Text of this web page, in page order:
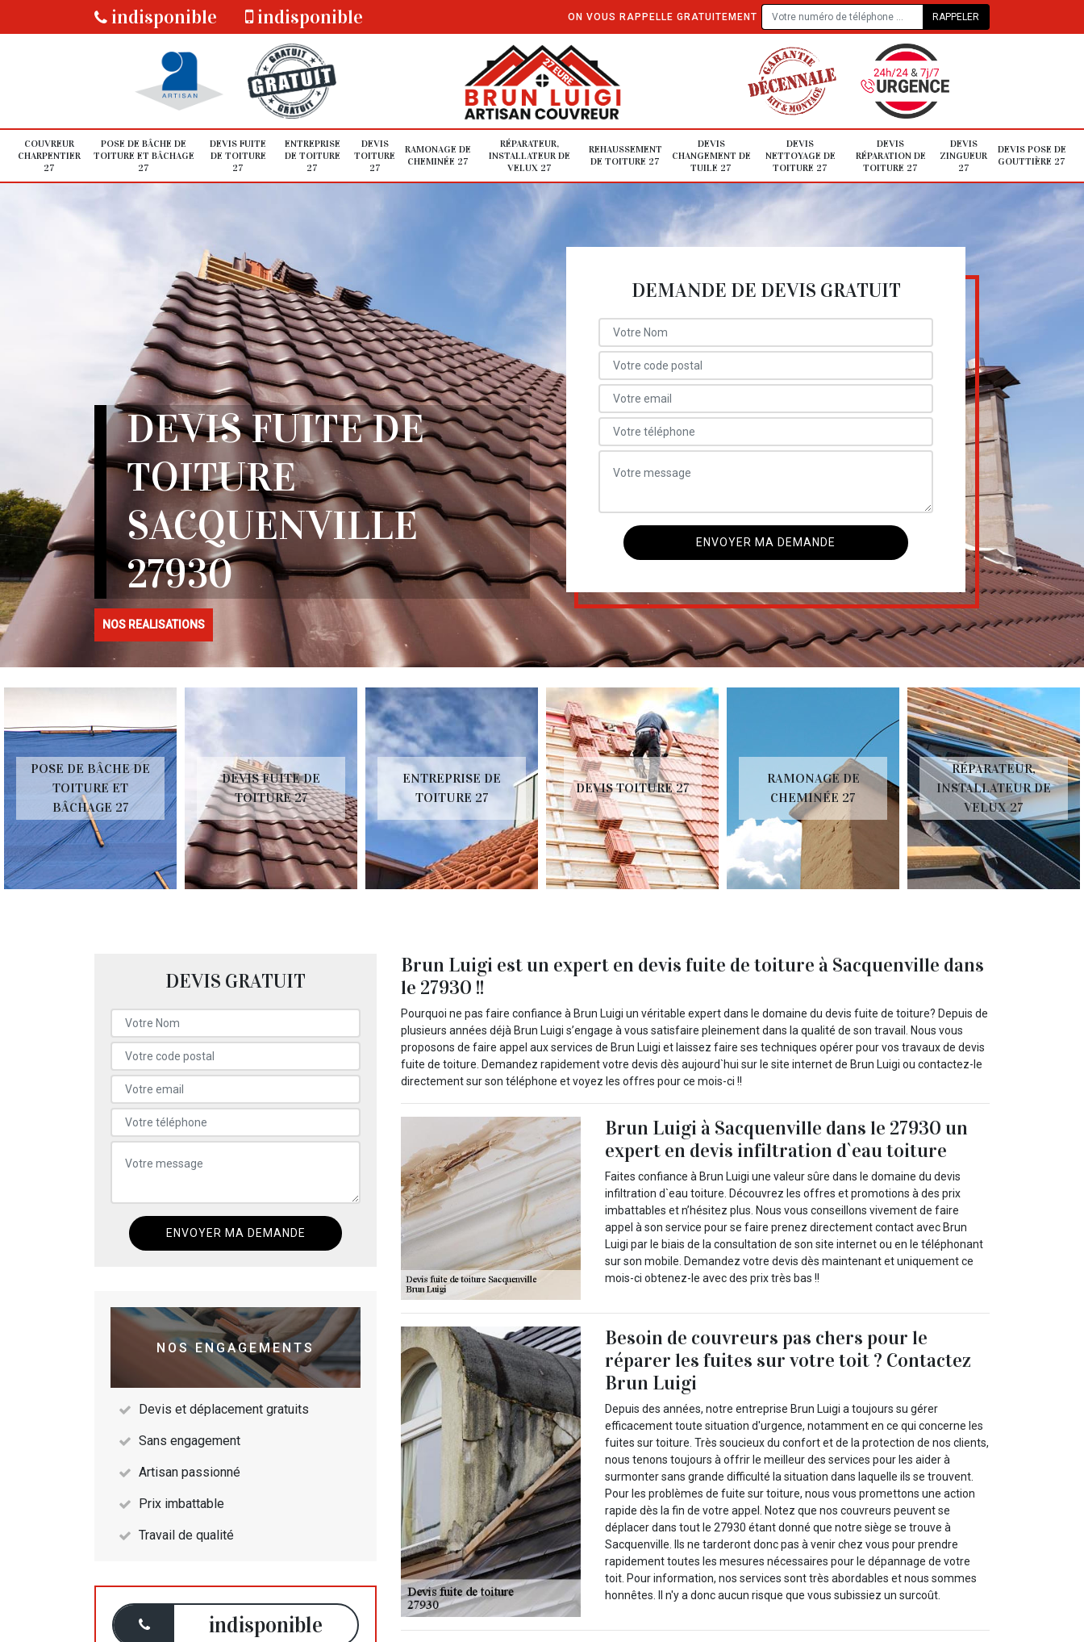
indisponible indisponible ON VOUS RAPPELLE GRATUITEMENT
COUVREUR
CHARPENTIER
27
POSE DE BÂCHE DE
TOITURE ET BÂCHAGE
27
DEVIS FUITE
DE TOITURE
27
ENTREPRISE
DE TOITURE
27
DEVIS
TOITURE
27
RAMONAGE DE
CHEMINÉE 27
RÉPARATEUR,
INSTALLATEUR DE
VELUX 27
REHAUSSEMENT
DE TOITURE 27
DEVIS
CHANGEMENT DE
TUILE 27
DEVIS
NETTOYAGE DE
TOITURE 27
DEVIS
RÉPARATION DE
TOITURE 27
DEVIS
ZINGUEUR
27
DEVIS POSE DE
GOUTTIÈRE 27
DEVIS FUITE DE
TOITURE
SACQUENVILLE
27930
NOS REALISATIONS
DEMANDE DE DEVIS GRATUIT
POSE DE BÂCHE DE
TOITURE ET
BÂCHAGE 27
DEVIS FUITE DE
TOITURE 27
ENTREPRISE DE
TOITURE 27
DEVIS TOITURE 27
RAMONAGE DE
CHEMINÉE 27
RÉPARATEUR,
INSTALLATEUR DE
VELUX 27
DEVIS GRATUIT
NOS ENGAGEMENTS
Devis et déplacement gratuits
Sans engagement
Artisan passionné
Prix imbattable
Travail de qualité
indisponible
Brun Luigi est un expert en devis fuite de toiture à Sacquenville dans
le 27930 !!
Pourquoi ne pas faire confiance à Brun Luigi un véritable expert dans le domaine du devis fuite de toiture? Depuis de
plusieurs années déjà Brun Luigi s’engage à vous satisfaire pleinement dans la qualité de son travail. Nous vous
proposons de faire appel aux services de Brun Luigi et laissez faire ses techniques opérer pour vos travaux de devis
fuite de toiture. Demandez rapidement votre devis dès aujourd`hui sur le site internet de Brun Luigi ou contactez-le
directement sur son téléphone et voyez les offres pour ce mois-ci !!
Brun Luigi à Sacquenville dans le 27930 un
expert en devis infiltration d`eau toiture
Faites confiance à Brun Luigi une valeur sûre dans le domaine du devis
infiltration d`eau toiture. Découvrez les offres et promotions à des prix
imbattables et n’hésitez plus. Nous vous conseillons vivement de faire
appel à son service pour se faire prenez directement contact avec Brun
Luigi par le biais de la consultation de son site internet ou en le téléphonant
sur son mobile. Demandez votre devis dès maintenant et uniquement ce
mois-ci obtenez-le avec des prix très bas !!
Besoin de couvreurs pas chers pour le
réparer les fuites sur votre toit ? Contactez
Brun Luigi
Depuis des années, notre entreprise Brun Luigi a toujours su gérer
efficacement toute situation d'urgence, notamment en ce qui concerne les
fuites sur toiture. Très soucieux du confort et de la protection de nos clients,
nous tenons toujours à offrir le meilleur des services pour les aider à
surmonter sans grande difficulté la situation dans laquelle ils se trouvent.
Pour les problèmes de fuite sur toiture, nous vous promettons une action
rapide dès la fin de votre appel. Notez que nos couvreurs peuvent se
déplacer dans tout le 27930 étant donné que notre siège se trouve à
Sacquenville. Ils ne tarderont donc pas à venir chez vous pour prendre
rapidement toutes les mesures nécessaires pour le dépannage de votre
toit. Pour information, nos services sont très abordables et nous sommes
honnêtes. Il n'y a donc aucun risque que vous subissiez un surcoût.